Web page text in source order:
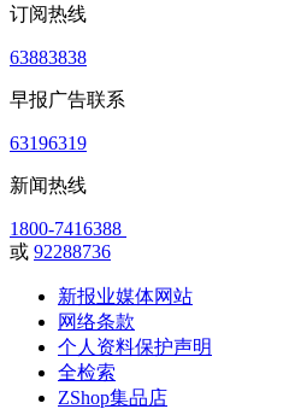
订阅热线
63883838
早报广告联系
63196319
新闻热线
1800-7416388
或 92288736
新报业媒体网站
网络条款
个人资料保护声明
全检索
ZShop集品店